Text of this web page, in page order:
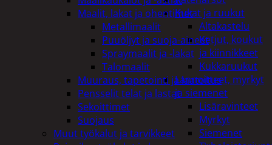
Kukat ja ruukut
Altakastelu
Ketjut, koukut
ja kiinnikkeet
Kukkaruukut
Lannoitteet, myrkyt
ja siemenet
Lisäravinteet
Myrkyt
Siemenet
Maalit, lakat ja ohentimet
Metallimaalit
Puuöljyt ja suoja-aineet
Spraymaalit ja -lakat
Talomaalit
Muuraus, tapetointi ja laatoitus
Pensselit telat ja lastat
Sekoittimet
Suojaus
Muut työkalut ja tarvikkeet